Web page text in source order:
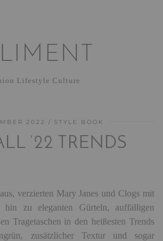
Lifestyle Culture
2022 STYLE BOOK
’22 TRENDS
verzierten Mary Janes und Clogs mit
hin zu eleganten Gürteln, auffälligen
Tragetaschen in den heißesten Trends
zusätzlicher Textur und sogar